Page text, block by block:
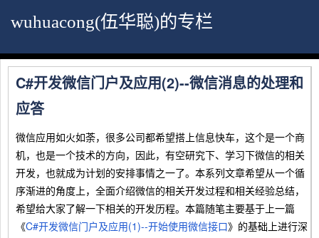
wuhuacong(伍华聪)的专栏
C#开发微信门户及应用(2)--微信消息的处理和
应答
微信应用如火如荼，很多公司都希望搭上信息快车，这个是一个商
机，也是一个技术的方向，因此，有空研究下、学习下微信的相关
开发，也就成为计划的安排事情之一了。本系列文章希望从一个循
序渐进的角度上，全面介绍微信的相关开发过程和相关经验总结，
希望给大家了解一下相关的开发历程。本篇随笔主要基于上一篇
《C#开发微信门户及应用(1)--开始使用微信接口》的基础上进行深